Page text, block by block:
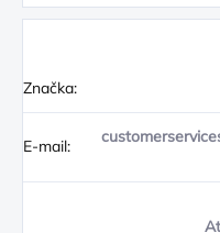
Značka:
E-mail: